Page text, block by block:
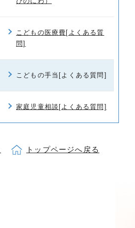
こどもの医療費[よくある質
問]
こどもの手当[よくある質問]
家庭児童相談[よくある質問]
トップページへ戻る